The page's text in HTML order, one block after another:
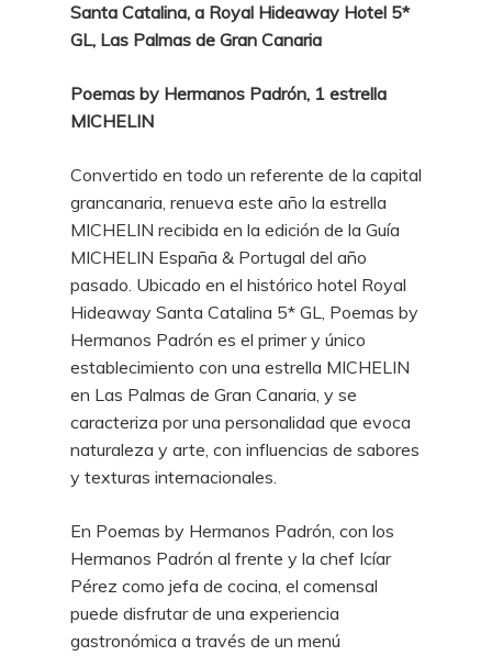
Santa Catalina, a Royal Hideaway Hotel 5*
GL, Las Palmas de Gran Canaria
Poemas by Hermanos Padrón, 1 estrella
MICHELIN
Convertido en todo un referente de la capital
grancanaria, renueva este año la estrella
MICHELIN recibida en la edición de la Guía
MICHELIN España & Portugal del año
pasado. Ubicado en el histórico hotel Royal
Hideaway Santa Catalina 5* GL, Poemas by
Hermanos Padrón es el primer y único
establecimiento con una estrella MICHELIN
en Las Palmas de Gran Canaria, y se
caracteriza por una personalidad que evoca
naturaleza y arte, con influencias de sabores
y texturas internacionales.
En Poemas by Hermanos Padrón, con los
Hermanos Padrón al frente y la chef Icíar
Pérez como jefa de cocina, el comensal
puede disfrutar de una experiencia
gastronómica a través de un menú